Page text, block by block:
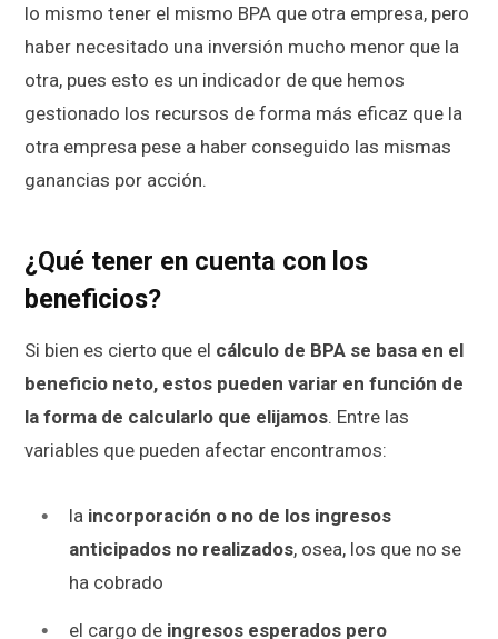
lo mismo tener el mismo BPA que otra empresa, pero
haber necesitado una inversión mucho menor que la
otra, pues esto es un indicador de que hemos
gestionado los recursos de forma más eficaz que la
otra empresa pese a haber conseguido las mismas
ganancias por acción.
¿Qué tener en cuenta con los
beneficios?
Si bien es cierto que el cálculo de BPA se basa en el
beneficio neto, estos pueden variar en función de
la forma de calcularlo que elijamos. Entre las
variables que pueden afectar encontramos:
la incorporación o no de los ingresos
anticipados no realizados, osea, los que no se
ha cobrado
el cargo de ingresos esperados pero